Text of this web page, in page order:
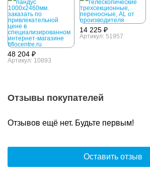
48 204 ₽
Артикул: 10893
14 225 ₽
Артикул: 51957
Отзывы покупателей
Отзывов ещё нет. Будьте первым!
Оставить отзыв